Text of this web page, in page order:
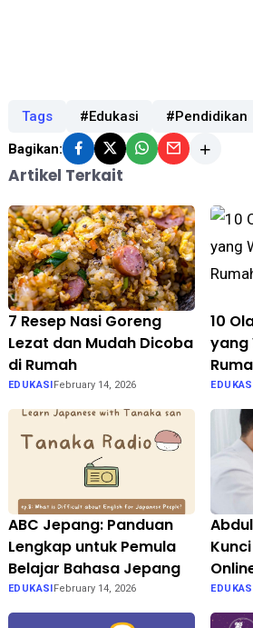
Tags #Edukasi #Pendidikan
Bagikan:
Artikel Terkait
7 Resep Nasi Goreng
Lezat dan Mudah Dicoba
di Rumah
EDUKASIFebruary 14, 2026
10
yang
ABC Jepang: Panduan
Lengkap untuk Pemula
Belajar Bahasa Jepang
EDUKASIFebruary 14, 2026